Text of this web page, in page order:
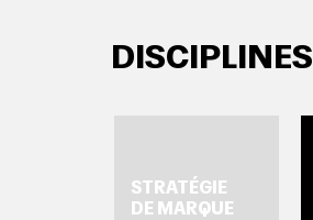
DISCIPLINES
STRATÉGIE
DE MARQUE